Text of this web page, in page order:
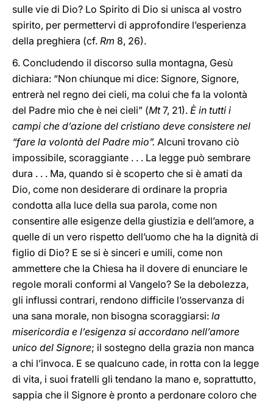
sulle vie di Dio? Lo Spirito di Dio si unisca al vostro
spirito, per permettervi di approfondire l’esperienza
della preghiera (cf. Rm 8, 26).
6. Concludendo il discorso sulla montagna, Gesù
dichiara: “Non chiunque mi dice: Signore, Signore,
entrerà nel regno dei cieli, ma colui che fa la volontà
del Padre mio che è nei cieli” (Mt7, 21). È in tutti i
campi che d’azione del cristiano deve consistere nel
“fare la volontà del Padre mio”. Alcuni trovano ciò
impossibile, scoraggiante . . . La legge può sembrare
dura . . . Ma, quando si è scoperto che si è amati da
Dio, come non desiderare di ordinare la propria
condotta alla luce della sua parola, come non
consentire alle esigenze della giustizia e dell’amore, a
quelle di un vero rispetto dell’uomo che ha la dignità di
figlio di Dio? E se si è sinceri e umili, come non
ammettere che la Chiesa ha il dovere di enunciare le
regole morali conformi al Vangelo? Se la debolezza,
gli influssi contrari, rendono difficile l’osservanza di
una sana morale, non bisogna scoraggiarsi: la
misericordia e l’esigenza si accordano nell’amore
unico del Signore; il sostegno della grazia non manca
a chi l’invoca. E se qualcuno cade, in rotta con la legge
di vita, i suoi fratelli gli tendano la mano e, soprattutto,
sappia che il Signore è pronto a perdonare coloro che